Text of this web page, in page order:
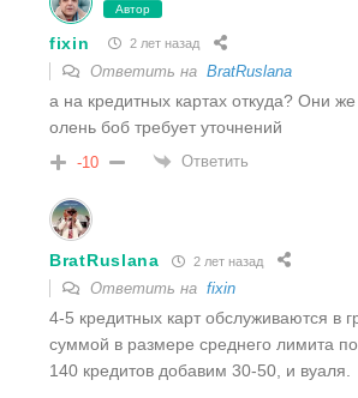
Автор
fixin 2 лет назад
Ответить на BratRuslana
а на кредитных картах откуда? Они
олень боб требует уточнений
-10 Ответить
BratRuslana 2 лет назад
Ответить на fixin
4-5 кредитных карт обслуживаются в
суммой в размере среднего лимита
140 кредитов добавим 30-50, и вуаля.